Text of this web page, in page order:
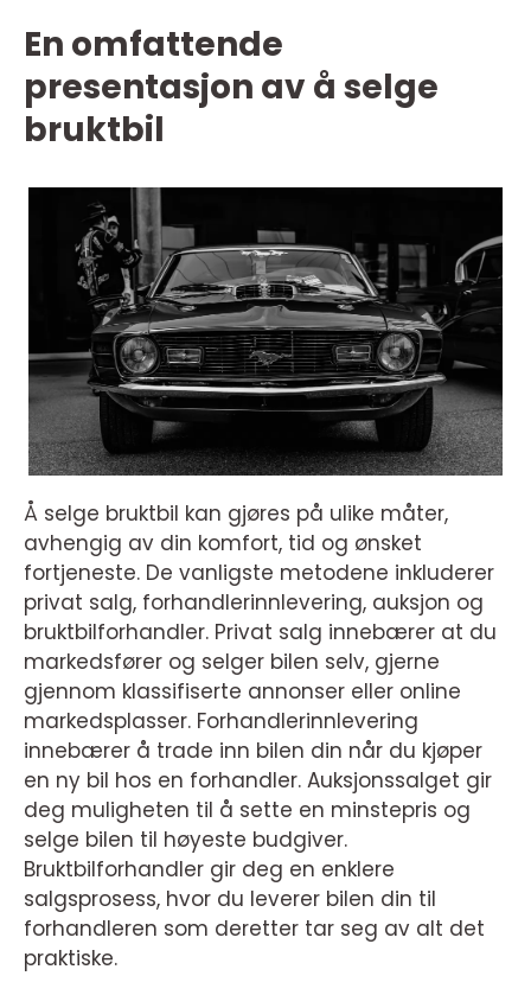
En omfattende
presentasjon av å selge
bruktbil
Å selge bruktbil kan gjøres på ulike måter,
avhengig av din komfort, tid og ønsket
fortjeneste. De vanligste metodene inkluderer
privat salg, forhandlerinnlevering, auksjon og
bruktbilforhandler. Privat salg innebærer at du
markedsfører og selger bilen selv, gjerne
gjennom klassifiserte annonser eller online
markedsplasser. Forhandlerinnlevering
innebærer å trade inn bilen din når du kjøper
en ny bil hos en forhandler. Auksjonssalget gir
deg muligheten til å sette en minstepris og
selge bilen til høyeste budgiver.
Bruktbilforhandler gir deg en enklere
salgsprosess, hvor du leverer bilen din til
forhandleren som deretter tar seg av alt det
praktiske.